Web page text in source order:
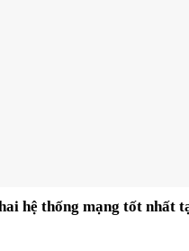
hệ thống mạng tốt nhất